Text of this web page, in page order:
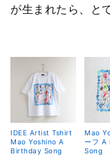
が生まれたら、と
IDEE Artist Tshirt
Mao Yoshino A
Birthday Song
Mao
ーフ A
Song